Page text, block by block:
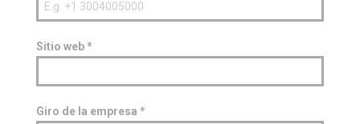
Sitio web*
Giro de la empresa *